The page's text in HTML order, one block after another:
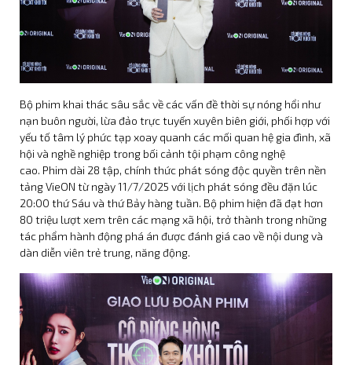
Bộ phim khai thác sâu sắc về các vấn đề thời sự nóng hổi như
nạn buôn người, lừa đảo trực tuyến xuyên biên giới, phối hợp với
yếu tố tâm lý phức tạp xoay quanh các mối quan hệ gia đình, xã
hội và nghề nghiệp trong bối cảnh tội phạm công nghệ
cao. Phim dài 28 tập, chính thức phát sóng độc quyền trên nền
tảng VieON từ ngày 11/7/2025 với lịch phát sóng đều đặn lúc
20:00 thứ Sáu và thứ Bảy hàng tuần. Bộ phim hiện đã đạt hơn
80 triệu lượt xem trên các mạng xã hội, trở thành trong những
tác phẩm hành động phá án được đánh giá cao về nội dung và
dàn diễn viên trẻ trung, năng động.